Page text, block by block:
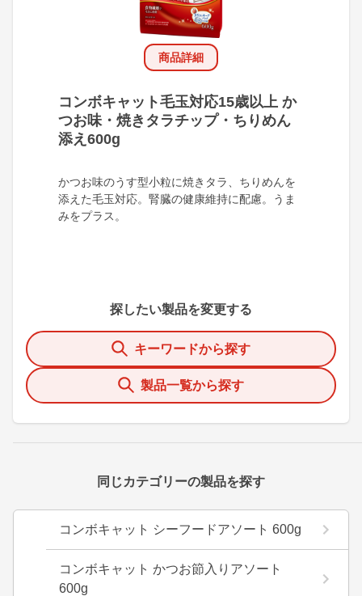
商品詳細
コンボキャット毛玉対応15歳以上 か
つお味・焼きタラチップ・ちりめん
添え600g
かつお味のうす型小粒に焼きタラ、ちりめんを
添えた毛玉対応。腎臓の健康維持に配慮。うま
みをプラス。
探したい製品を変更する
キーワードから探す
製品一覧から探す
同じカテゴリーの製品を探す
コンボキャット シーフードアソート 600g
コンボキャット かつお節入りアソート
600g